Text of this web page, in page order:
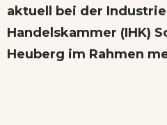
aktuell bei der
Handelskammer (IHK)
Heuberg im Rahmen